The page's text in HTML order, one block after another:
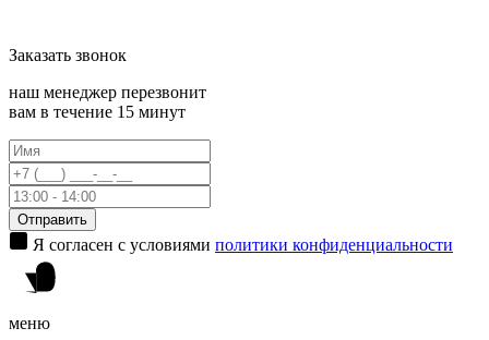
Заказать звонок
наш менеджер перезвонит
вам в течение 15 минут
Отправить
Я согласен с условиями политики конфиденциальности
меню